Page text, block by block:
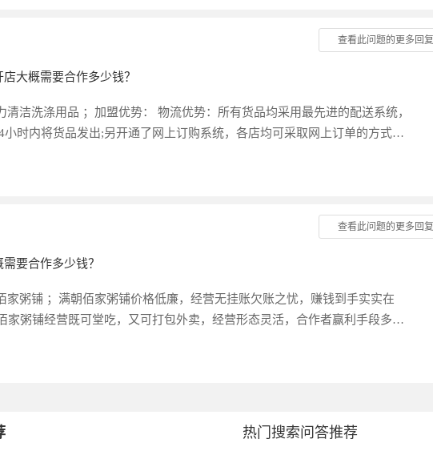
，乐美家智能垃圾处理器并通过近多年的努力，赢得了市场，并在今年...
查看此问题的更多回复
大概需要合作多少钱？
洁洗涤用品 ；加盟优势： 物流优势：所有货品均采用最先进的配送系统，
小时内将货品发出;另开通了网上订购系统，各店均可采取网上订单的方式，
清洁洗涤用品多年来积极的发展，已由单一的个人护理品，进而扩展到健
俨然塑造成多元的、健康的销售通路体系。 价格优势：鸿天力清洁洗涤用
品质卓越，产品丰富，还将为您提供热情周到的服务，为您带去无限商机...
查看此问题的更多回复
要合作多少钱？
家粥铺 ；满朝佰家粥铺价格低廉，经营无挂账欠账之忧，赚钱到手实实在
家粥铺经营既可堂吃，又可打包外卖，经营形态灵活，合作者赢利手段多样!
数多，营业高峰时段多，桌面翻台率高，店面小而收入高!满朝佰家粥铺合
近大众消费者，常常是顾客盈门、高朋满座。
热门搜索问答推荐